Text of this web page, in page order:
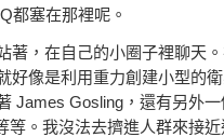
都塞在那裡呢。
著，在自己的小圈子裡聊天
好像是利用重力創建小型的
James Gosling，還有另外
等。我沒法去擠進人群來接